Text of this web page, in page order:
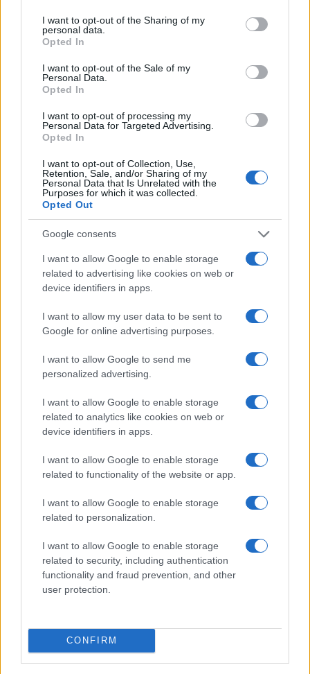
not limited to your visit or usage behaviour. You may click to
grant or deny consent to Google and its third-party tags to
use your data for below specified purposes in below Google
consent section.
I want to opt-out of the Sharing of my
personal data.
Opted In
I want to opt-out of the Sale of my
Personal Data.
Opted In
I want to opt-out of processing my
Personal Data for Targeted Advertising.
Opted In
I want to opt-out of Collection, Use,
Retention, Sale, and/or Sharing of my
Personal Data that Is Unrelated with the
Purposes for which it was collected.
Opted Out
Google consents
I want to allow Google to enable storage
related to advertising like cookies on web or
device identifiers in apps.
I want to allow my user data to be sent to
Google for online advertising purposes.
I want to allow Google to send me
personalized advertising.
I want to allow Google to enable storage
related to analytics like cookies on web or
device identifiers in apps.
I want to allow Google to enable storage
related to functionality of the website or app.
I want to allow Google to enable storage
related to personalization.
I want to allow Google to enable storage
related to security, including authentication
functionality and fraud prevention, and other
user protection.
CONFIRM
Guía definitiva para transferir fondos entre exchanges y wallets
Diego Martín · 5 Jul 2026
HOW TO
criptomonedas
Diego Martín · 30 Jun 2026
Cómo configurar firmas claras en Ethereum paso a paso
Lucía Herrera · 23 Jun 2026
COTIZACIONES CRYPTO